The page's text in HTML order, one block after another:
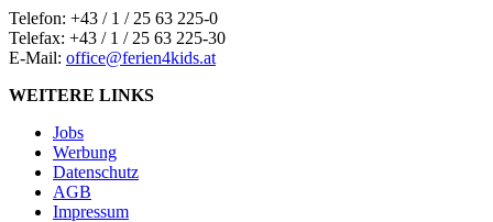
Telefon: +43 / 1 / 25 63 225-0
Telefax: +43 / 1 / 25 63 225-30
E-Mail: office@ferien4kids.at
WEITERE LINKS
Jobs
Werbung
Datenschutz
AGB
Impressum